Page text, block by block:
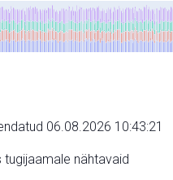
06.08.2026 10:43:21
tugijaamale nähtavaid